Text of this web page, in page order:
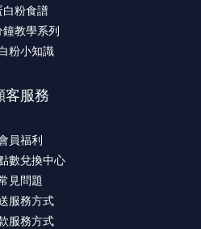
白粉食譜
鐘教學系列
粉小知識
客服務
員福利
數兌換中心
見問題
服務方式
服務方式